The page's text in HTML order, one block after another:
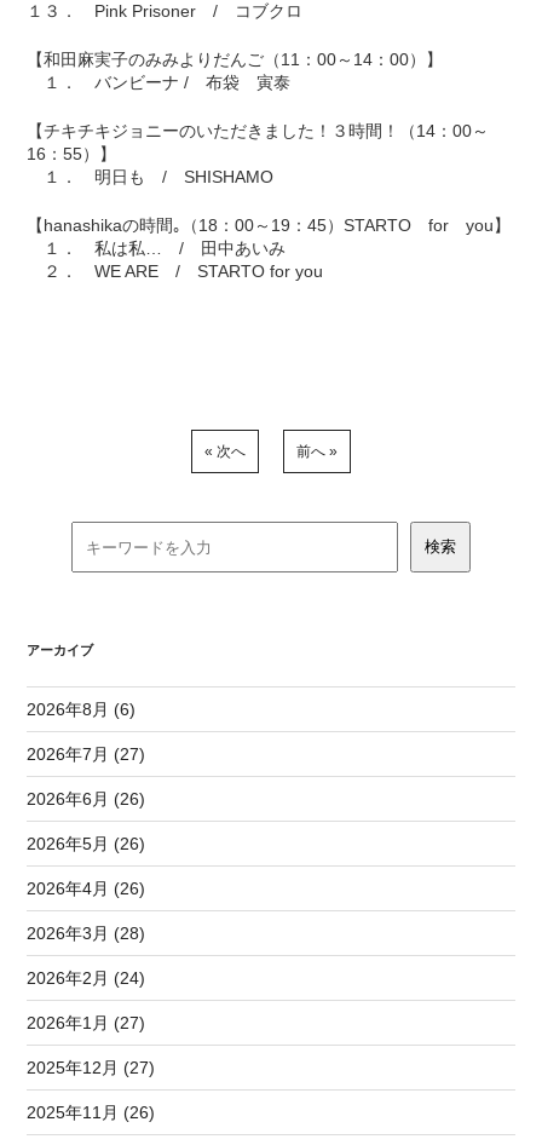
１３． Pink Prisoner / コブクロ
【和田麻実子のみみよりだんご（11：00～14：00）】
１． バンビーナ / 布袋 寅泰
【チキチキジョニーのいただきました！３時間！（14：00～
16：55）】
１． 明日も / SHISHAMO
【hanashikaの時間｡（18：00～19：45）STARTO for you】
１． 私は私… / 田中あいみ
２． WE ARE / STARTO for you
« 次へ 前へ »
アーカイブ
2026年8月 (6)
2026年7月 (27)
2026年6月 (26)
2026年5月 (26)
2026年4月 (26)
2026年3月 (28)
2026年2月 (24)
2026年1月 (27)
2025年12月 (27)
2025年11月 (26)